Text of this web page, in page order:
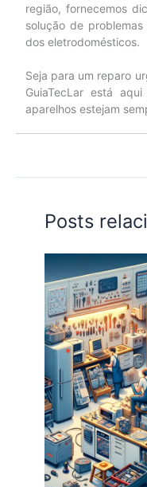
região, fornecemos
solução de
dos eletrodomésticos.
Seja para um reparo
GuiaTecLar está
aparelhos estejam
Posts